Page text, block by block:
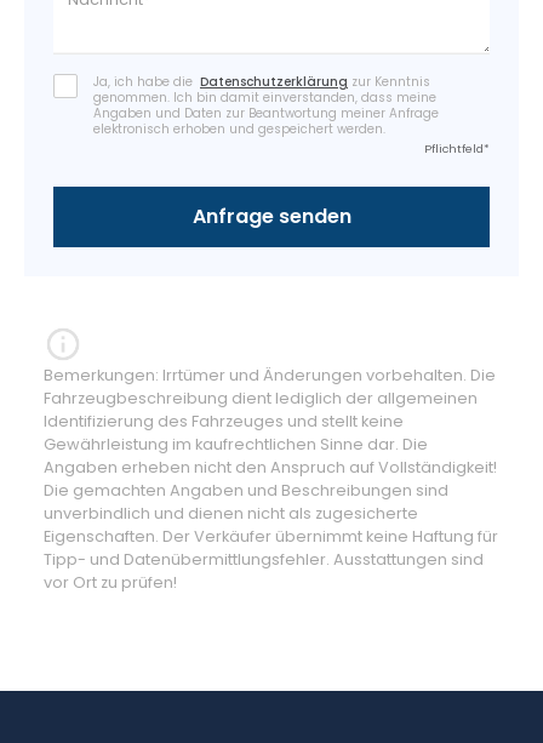
Ja, ich habe die Datenschutzerklärung zur Kenntnis
genommen. Ich bin damit einverstanden, dass meine
Angaben und Daten zur Beantwortung meiner Anfrage
elektronisch erhoben und gespeichert werden.
Pflichtfeld*
Bemerkungen: Irrtümer und Änderungen vorbehalten. Die
Fahrzeugbeschreibung dient lediglich der allgemeinen
Identifizierung des Fahrzeuges und stellt keine
Gewährleistung im kaufrechtlichen Sinne dar. Die
Angaben erheben nicht den Anspruch auf Vollständigkeit!
Die gemachten Angaben und Beschreibungen sind
unverbindlich und dienen nicht als zugesicherte
Eigenschaften. Der Verkäufer übernimmt keine Haftung für
Tipp- und Datenübermittlungsfehler. Ausstattungen sind
vor Ort zu prüfen!